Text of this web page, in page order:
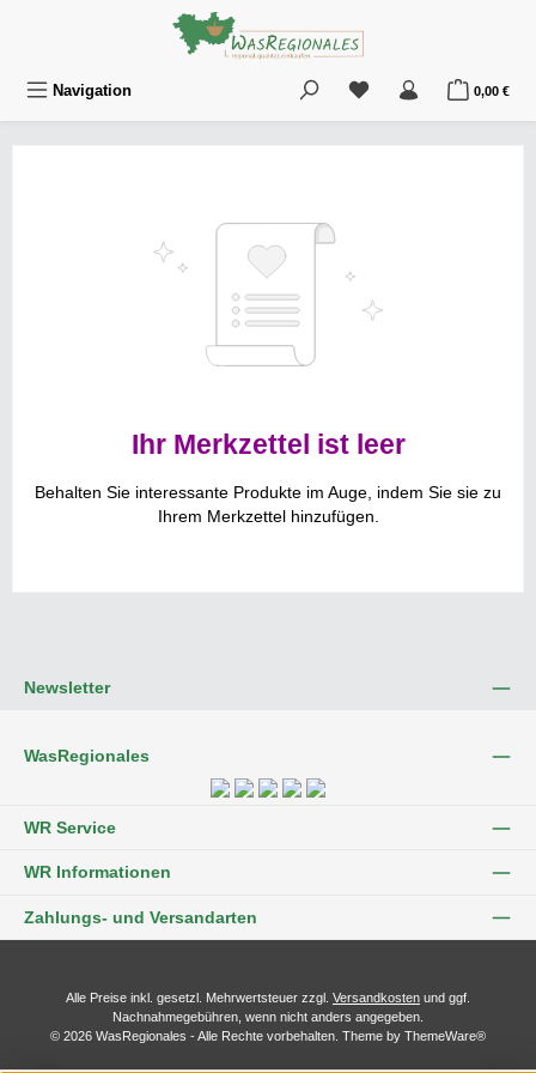
Zum Hauptinhalt springen
Navigation Du hast 0 Produkte
0,00 €
Ihr Merkzettel ist leer
Behalten Sie interessante Produkte im Auge, indem Sie sie zu
Ihrem Merkzettel hinzufügen.
Newsletter
WasRegionales
WR Service
WR Informationen
Zahlungs- und Versandarten
Alle Preise inkl. gesetzl. Mehrwertsteuer zzgl. Versandkosten und ggf.
Nachnahmegebühren, wenn nicht anders angegeben.
© 2026 WasRegionales - Alle Rechte vorbehalten. Theme by ThemeWare®